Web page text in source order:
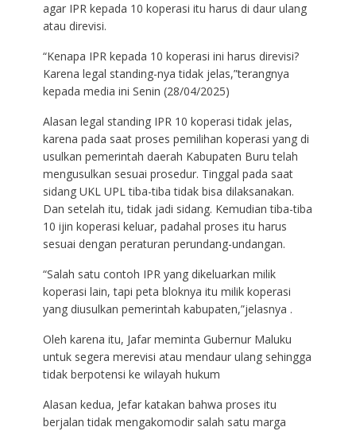
agar IPR kepada 10 koperasi itu harus di daur ulang
atau direvisi.
“Kenapa IPR kepada 10 koperasi ini harus direvisi?
Karena legal standing-nya tidak jelas,”terangnya
kepada media ini Senin (28/04/2025)
Alasan legal standing IPR 10 koperasi tidak jelas,
karena pada saat proses pemilihan koperasi yang di
usulkan pemerintah daerah Kabupaten Buru telah
mengusulkan sesuai prosedur. Tinggal pada saat
sidang UKL UPL tiba-tiba tidak bisa dilaksanakan.
Dan setelah itu, tidak jadi sidang. Kemudian tiba-tiba
10 ijin koperasi keluar, padahal proses itu harus
sesuai dengan peraturan perundang-undangan.
“Salah satu contoh IPR yang dikeluarkan milik
koperasi lain, tapi peta bloknya itu milik koperasi
yang diusulkan pemerintah kabupaten,”jelasnya .
Oleh karena itu, Jafar meminta Gubernur Maluku
untuk segera merevisi atau mendaur ulang sehingga
tidak berpotensi ke wilayah hukum
Alasan kedua, Jefar katakan bahwa proses itu
berjalan tidak mengakomodir salah satu marga